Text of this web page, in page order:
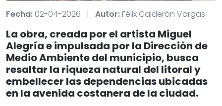
Fecha: 02-04-2026 | Autor: Félix Calderón Vargas
La obra, creada por el artista Miguel
Alegría e impulsada por la Dirección de
Medio Ambiente del municipio, busca
resaltar la riqueza natural del litoral y
embellecer las dependencias ubicadas
en la avenida costanera de la ciudad.